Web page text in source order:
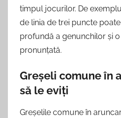
timpul jocurilor. De
de linia de trei puncte
profundă a genunchilor și
pronunțată.
Greșeli comune în
să le eviți
Greșelile comune în